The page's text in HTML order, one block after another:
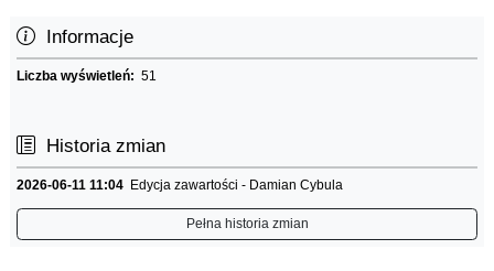
Informacje
Liczba wyświetleń: 51
Historia zmian
2026-06-11 11:04 Edycja zawartości - Damian Cybula
Pełna historia zmian